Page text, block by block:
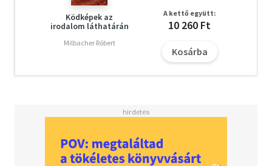
Ködképek az
irodalom láthatárán
Milbacher Róbert
A kettő együtt:
10 260 Ft
Kosárba